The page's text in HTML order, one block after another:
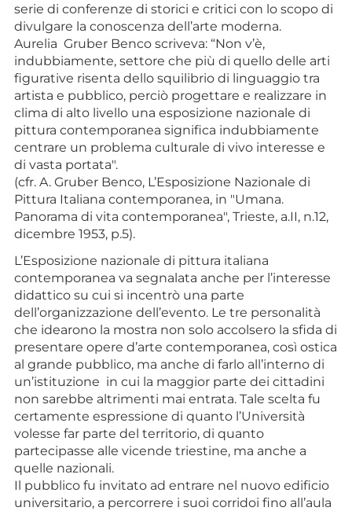
serie di conferenze di storici e critici con lo scopo di
divulgare la conoscenza dell’arte moderna.
Aurelia Gruber Benco scriveva: “Non v’è,
indubbiamente, settore che più di quello delle arti
figurative risenta dello squilibrio di linguaggio tra
artista e pubblico, perciò progettare e realizzare in
clima di alto livello una esposizione nazionale di
pittura contemporanea significa indubbiamente
centrare un problema culturale di vivo interesse e
di vasta portata".
(cfr. A. Gruber Benco, L’Esposizione Nazionale di
Pittura Italiana contemporanea, in "Umana.
Panorama di vita contemporanea", Trieste, a.II, n.12,
dicembre 1953, p.5).
L’Esposizione nazionale di pittura italiana
contemporanea va segnalata anche per l’interesse
didattico su cui si incentrò una parte
dell’organizzazione dell’evento. Le tre personalità
che idearono la mostra non solo accolsero la sfida di
presentare opere d’arte contemporanea, così ostica
al grande pubblico, ma anche di farlo all’interno di
un’istituzione in cui la maggior parte dei cittadini
non sarebbe altrimenti mai entrata. Tale scelta fu
certamente espressione di quanto l’Università
volesse far parte del territorio, di quanto
partecipasse alle vicende triestine, ma anche a
quelle nazionali.
Il pubblico fu invitato ad entrare nel nuovo edificio
universitario, a percorrere i suoi corridoi fino all’aula